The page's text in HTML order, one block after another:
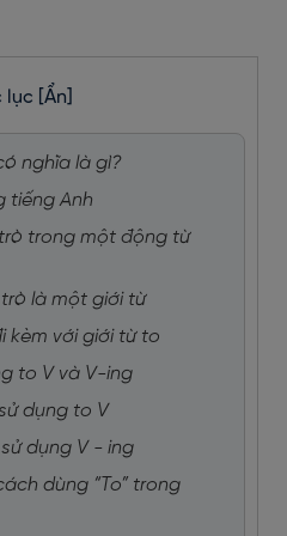
lục [Ẩn]
nghĩa là gì?
tiếng Anh
trong một động từ
là một giới từ
kèm với giới từ to
to V và V-ing
dụng to V
dụng V - ing
dùng “To” trong